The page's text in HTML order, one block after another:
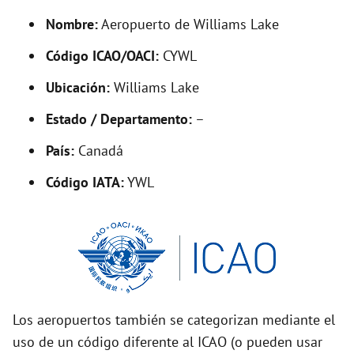
V
i
o
Nombre:Aeropuerto de Williams Lake
Código ICAO/OACI: CYWL
Ubicación: Williams Lake
Estado / Departamento: –
País: Canadá
Código IATA:YWL
Los aeropuertos también se categorizan mediante el
uso de un código diferente al ICAO (o pueden usar